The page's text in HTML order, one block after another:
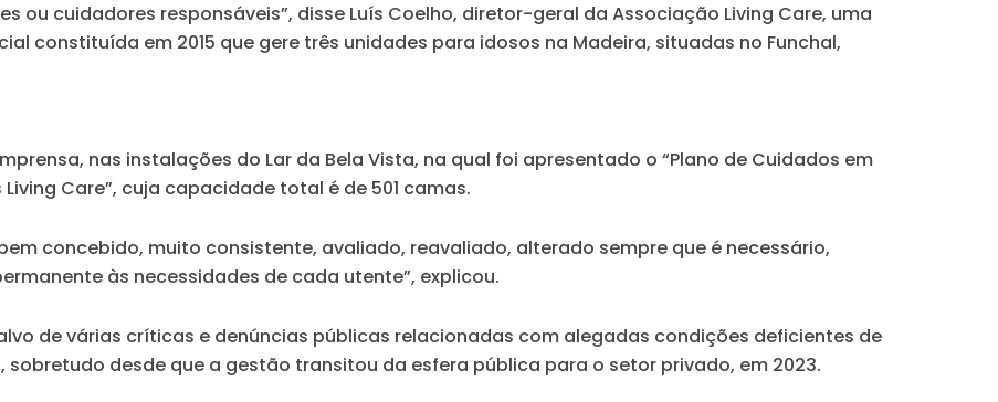
ou cuidadores responsáveis”, disse Luís Coelho, diretor-geral da Associação Living Care, uma
constituída em 2015 que gere três unidades para idosos na Madeira, situadas no Funchal,
nas instalações do Lar da Bela Vista, na qual foi apresentado o “Plano de Cuidados em
Care”, cuja capacidade total é de 501 camas.
concebido, muito consistente, avaliado, reavaliado, alterado sempre que é necessário,
às necessidades de cada utente”, explicou.
de várias críticas e denúncias públicas relacionadas com alegadas condições deficientes de
desde que a gestão transitou da esfera pública para o setor privado, em 2023.